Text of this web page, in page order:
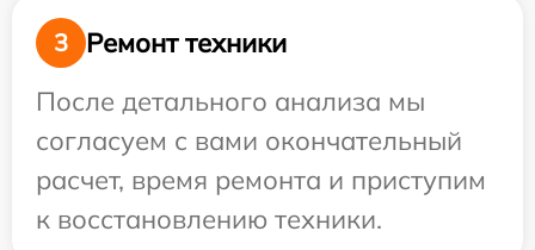
3
Ремонт техники
После детального анализа мы
согласуем с вами окончательный
расчет, время ремонта и приступим
к восстановлению техники.